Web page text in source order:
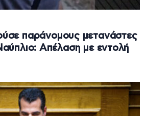
παράνομους μετανάστες
Απέλαση με εντολή